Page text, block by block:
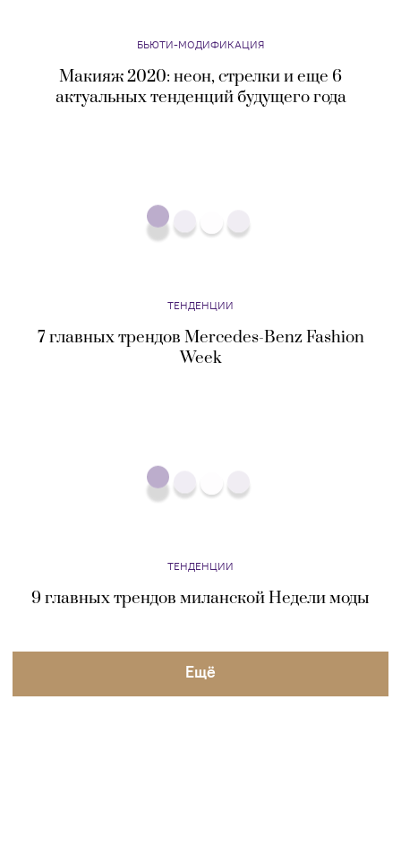
БЬЮТИ-МОДИФИКАЦИЯ
Макияж 2020: неон, стрелки и еще 6
актуальных тенденций будущего года
ТЕНДЕНЦИИ
7 главных трендов Mercedes-Benz Fashion
Week
ТЕНДЕНЦИИ
9 главных трендов миланской Недели моды
Eщё